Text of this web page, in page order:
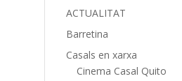
ACTUALITAT
Barretina
Casals en xarxa
Cinema Casal Quito